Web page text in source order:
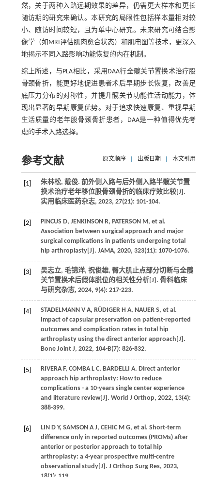
然，关于两种入路远期效果的差异，仍需更大样本和更长
随访期的研究来确认。本研究的局限性包括样本量相对较
小、随访时间较短，且为单中心研究。未来研究可结合影
像学（如MRI评估肌肉愈合状态）和肌电图等技术，更深入
地揭示不同入路影响功能恢复的内在机制。
综上所述，与PLA相比，采用DAA行全髋关节置换术治疗股
骨颈骨折，能更好地促进患者术后早期步长恢复，改善足
底压力分布的对称性，并提升髋关节功能性活动能力，体
现出显著的早期康复优势。对于追求快速康复、重视早期
生活质量的老年股骨颈骨折患者，DAA是一种值得优先考
虑的手术入路选择。
参考文献 原文顺序 出版日期 本文引用
[1]
朱林松, 戴俊. 前外侧入路与后外侧入路半髋关节置
换术治疗老年移位股骨颈骨折的临床疗效比较[J].
实用临床医药杂志, 2023, 27(21): 101-104.
[2]
PINCUS D, JENKINSON R, PATERSON M, et al.
Association between surgical approach and major
surgical complications in patients undergoing total
hip arthroplasty[J]. JAMA, 2020, 323(11): 1070-1076.
[3]
吴志立, 毛锦洋, 祝俊雄, 臀大肌止点部分切断与全髋
关节置换术后假体脱位的相关性分析[J]. 骨科临床
与研究杂志, 2024, 9(4): 217-223.
[4]
STADELMANN V A, RÜDIGER H A, NAUER S, et al.
Impact of capsular preservation on patient-reported
outcomes and complication rates in total hip
arthroplasty using the direct anterior approach[J].
Bone Joint J, 2022, 104-B(7): 826-832.
[5]
RIVERA F, COMBA L C, BARDELLI A. Direct anterior
approach hip arthroplasty: How to reduce
complications - a 10-years single center experience
and literature review[J]. World J Orthop, 2022, 13(4):
388-399.
[6]
LIN D Y, SAMSON A J, CEHIC M G, et al. Short-term
difference only in reported outcomes (PROMs) after
anterior or posterior approach to total hip
arthroplasty: a 4-year prospective multi-centre
observational study[J]. J Orthop Surg Res, 2023,